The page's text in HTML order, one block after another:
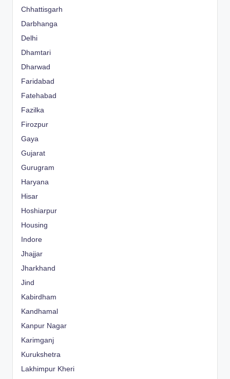
Chhattisgarh
Darbhanga
Delhi
Dhamtari
Dharwad
Faridabad
Fatehabad
Fazilka
Firozpur
Gaya
Gujarat
Gurugram
Haryana
Hisar
Hoshiarpur
Housing
Indore
Jhajjar
Jharkhand
Jind
Kabirdham
Kandhamal
Kanpur Nagar
Karimganj
Kurukshetra
Lakhimpur Kheri